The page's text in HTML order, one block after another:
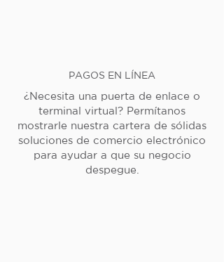
PAGOS EN LÍNEA
¿Necesita una puerta de enlace o
terminal virtual? Permítanos
mostrarle nuestra cartera de sólidas
soluciones de comercio electrónico
para ayudar a que su negocio
despegue.